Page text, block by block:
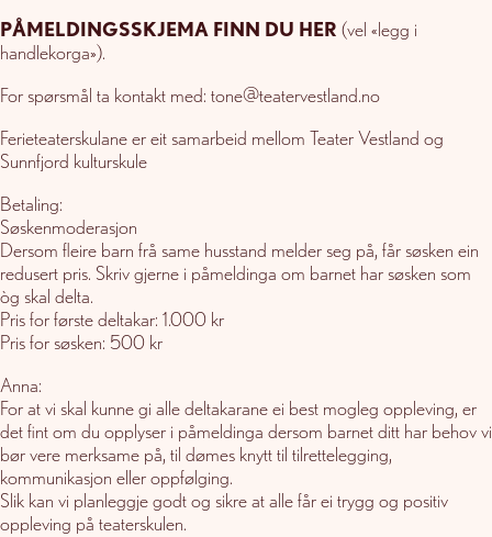
PÅMELDINGSSKJEMA FINN DU HER (vel «legg i
handlekorga»).
For spørsmål ta kontakt med: tone@teatervestland.no
Ferieteaterskulane er eit samarbeid mellom Teater Vestland og
Sunnfjord kulturskule
Betaling:
Søskenmoderasjon
Dersom fleire barn frå same husstand melder seg på, får søsken ein
redusert pris. Skriv gjerne i påmeldinga om barnet har søsken som
òg skal delta.
Pris for første deltakar: 1.000 kr
Pris for søsken: 500 kr
Anna:
For at vi skal kunne gi alle deltakarane ei best mogleg oppleving, er
det fint om du opplyser i påmeldinga dersom barnet ditt har behov vi
bør vere merksame på, til dømes knytt til tilrettelegging,
kommunikasjon eller oppfølging.
Slik kan vi planleggje godt og sikre at alle får ei trygg og positiv
oppleving på teaterskulen.